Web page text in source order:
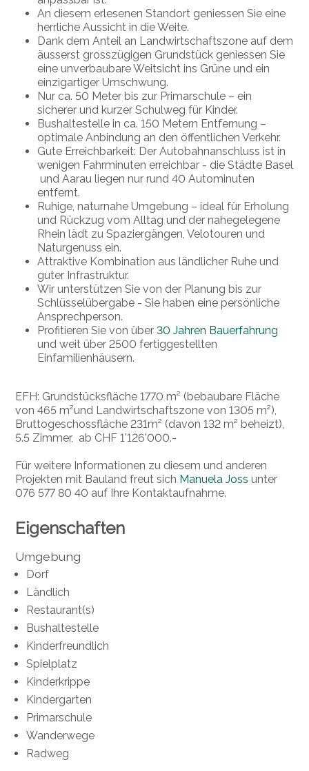
An diesem erlesenen Standort geniessen Sie eine
herrliche Aussicht in die Weite.
Dank dem Anteil an Landwirtschaftszone auf dem
äusserst grosszügigen Grundstück geniessen Sie
eine unverbaubare Weitsicht ins Grüne und ein
einzigartiger Umschwung.
Nur ca. 50 Meter bis zur Primarschule – ein
sicherer und kurzer Schulweg für Kinder.
Bushaltestelle in ca. 150 Metern Entfernung –
optimale Anbindung an den öffentlichen Verkehr.
Gute Erreichbarkeit: Der Autobahnanschluss ist in
wenigen Fahrminuten erreichbar - die Städte Basel
und Aarau liegen nur rund 40 Autominuten
entfernt.
Ruhige, naturnahe Umgebung – ideal für Erholung
und Rückzug vom Alltag und der nahegelegene
Rhein lädt zu Spaziergängen, Velotouren und
Naturgenuss ein.
Attraktive Kombination aus ländlicher Ruhe und
guter Infrastruktur.
Wir unterstützen Sie von der Planung bis zur
Schlüsselübergabe - Sie haben eine persönliche
Ansprechperson.
Profitieren Sie von über30 Jahren Bauerfahrung
und weit über 2500 fertiggestellten
Einfamilienhäusern.
EFH: Grundstücksfläche 1770 m² (bebaubare Fläche
von 465 m²und Landwirtschaftszone von 1305 m²),
Bruttogeschossfläche 231m² (davon 132 m² beheizt),
5.5 Zimmer, ab CHF 1'126'000.-
Für weitere Informationen zu diesem und anderen
Projekten mit Bauland freut sich Manuela Joss unter
076 577 80 40 auf Ihre Kontaktaufnahme.
Eigenschaften
Umgebung
Dorf
Ländlich
Restaurant(s)
Bushaltestelle
Kinderfreundlich
Spielplatz
Kinderkrippe
Kindergarten
Primarschule
Wanderwege
Radweg